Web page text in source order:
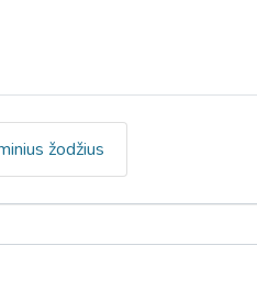
žodžius